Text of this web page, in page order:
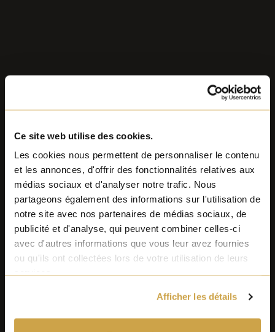
Ce site web utilise des cookies.
Les cookies nous permettent de personnaliser le contenu
et les annonces, d'offrir des fonctionnalités relatives aux
médias sociaux et d'analyser notre trafic. Nous
partageons également des informations sur l'utilisation de
notre site avec nos partenaires de médias sociaux, de
publicité et d'analyse, qui peuvent combiner celles-ci
avec d'autres informations que vous leur avez fournies
ou qu'ils ont collectées lors de votre utilisation de leurs
Afficher les détails